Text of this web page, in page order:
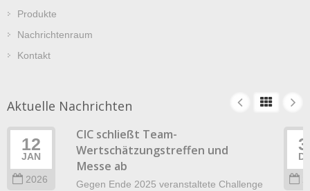
Produkte
Nachrichtenraum
Kontakt
Aktuelle Nachrichten
12
JAN
2026
CIC schließt Team-
Wertschätzungstreffen und
Messe ab
Gegen Ende 2025 veranstaltete Challenge